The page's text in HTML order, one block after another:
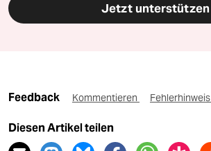
Jetzt unterstützen
Feedback Kommentieren Fehlerhinweis
Diesen Artikel teilen